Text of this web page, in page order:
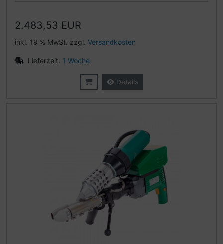
2.483,53 EUR
inkl. 19 % MwSt. zzgl. Versandkosten
Lieferzeit: 1 Woche
Details